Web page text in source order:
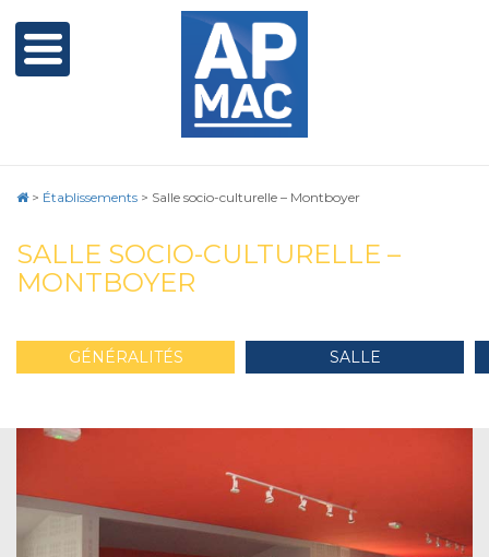
> Établissements > Salle socio-culturelle – Montboyer
SALLE SOCIO-CULTURELLE –
MONTBOYER
GÉNÉRALITÉS SALLE